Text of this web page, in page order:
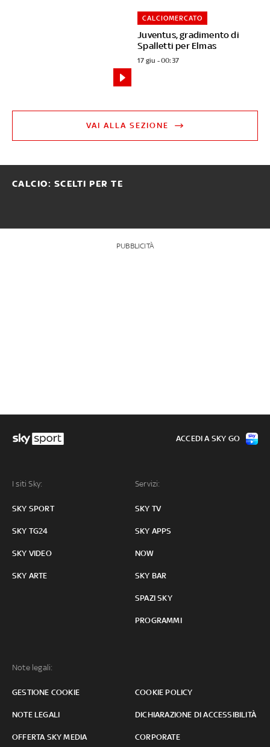
Juventus, gradimento di
Spalletti per Elmas
CALCIOMERCATO
17 giu - 00:37
VAI ALLA SEZIONE
CALCIO: SCELTI PER TE
PUBBLICITÀ
I siti Sky:
SKY SPORT
SKY TG24
SKY VIDEO
SKY ARTE
Servizi:
SKY TV
SKY APPS
NOW
SKY BAR
SPAZI SKY
PROGRAMMI
Note legali:
GESTIONE COOKIE COOKIE POLICY
NOTE LEGALI DICHIARAZIONE DI ACCESSIBILITÀ
OFFERTA SKY MEDIA CORPORATE
ACCEDI A SKY GO